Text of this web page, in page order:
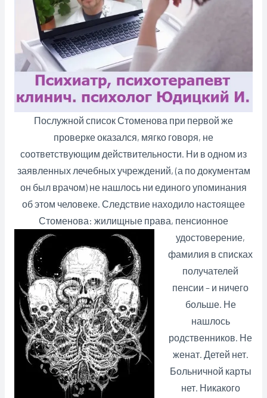
Послужной список Стоменова при первой же
проверке оказался, мягко говоря, не
соответствующим действительности. Ни в одном из
заявленных лечебных учреждений, (а по документам
он был врачом) не нашлось ни единого упоминания
об этом человеке. Следствие находило настоящее
Стоменова: жилищные права, пенсионное
удостоверение,
фамилия в списках
получателей
пенсии – и ничего
больше. Не
нашлось
родственников. Не
женат. Детей нет.
Больничной карты
нет. Никакого